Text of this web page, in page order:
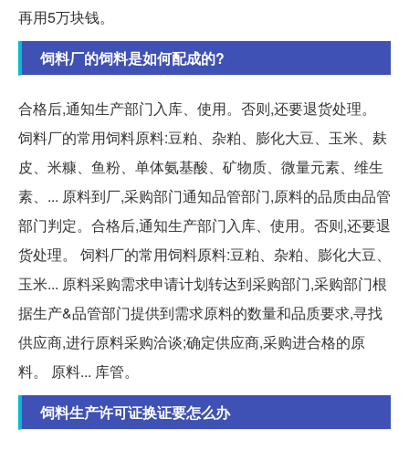
再用5万块钱。
饲料厂的饲料是如何配成的?
合格后,通知生产部门入库、使用。否则,还要退货处理。
饲料厂的常用饲料原料:豆粕、杂粕、膨化大豆、玉米、麸
皮、米糠、鱼粉、单体氨基酸、矿物质、微量元素、维生
素、... 原料到厂,采购部门通知品管部门,原料的品质由品管
部门判定。合格后,通知生产部门入库、使用。否则,还要退
货处理。 饲料厂的常用饲料原料:豆粕、杂粕、膨化大豆、
玉米... 原料采购需求申请计划转达到采购部门,采购部门根
据生产&品管部门提供到需求原料的数量和品质要求,寻找
供应商,进行原料采购洽谈;确定供应商,采购进合格的原
料。 原料... 库管。
饲料生产许可证换证要怎么办